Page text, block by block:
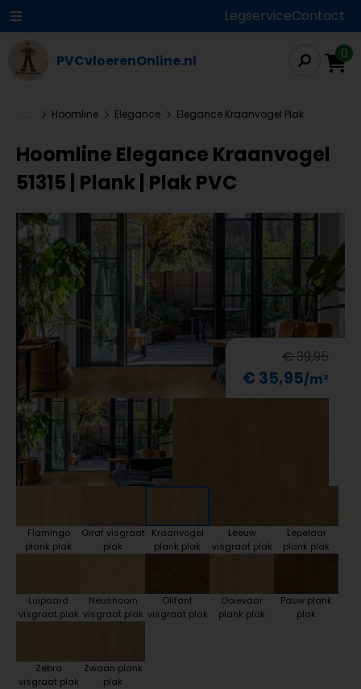
LegserviceContact
PVCvloerenOnline.nl 0
... Hoomline Elegance Elegance Kraanvogel Plak
Hoomline Elegance Kraanvogel
51315 | Plank | Plak PVC
€ 39,95
€ 35,95
Flamingo
plank plak
Giraf visgraat
plak
Kraanvogel
plank plak
Leeuw
visgraat plak
Lepelaar
plank plak
Luipaard
visgraat plak
Neushoorn
visgraat plak
Olifant
visgraat plak
Ooievaar
plank plak
Pauw plank
plak
Zebra
visgraat plak
Zwaan plank
plak